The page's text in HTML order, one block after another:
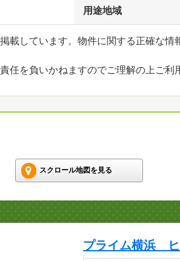
用途地域
載しています。物件に関する正確な
任を負いかねますのでご理解の上ご利
スクロール地図を見る
プライム横浜